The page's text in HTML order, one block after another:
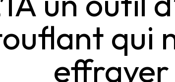
qui
effrayer